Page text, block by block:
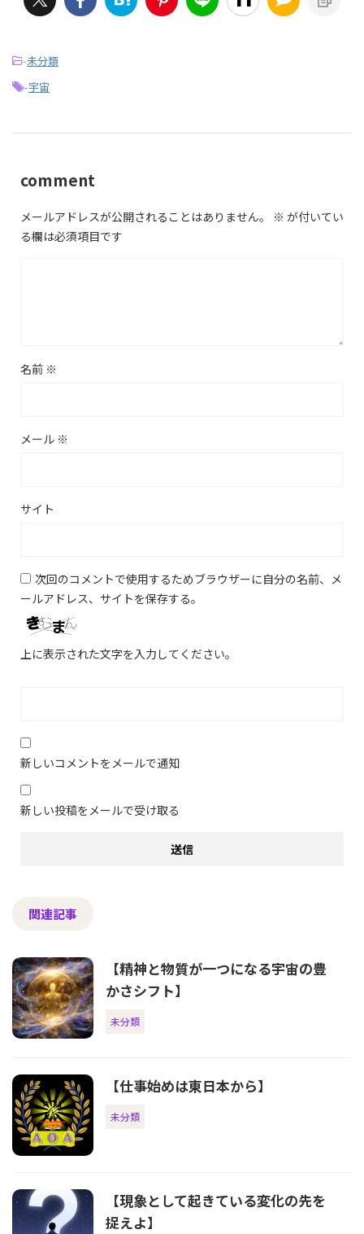
-未分類
-宇宙
comment
メールアドレスが公開されることはありません。 ※ が付いてい
る欄は必須項目です
名前 ※
メール ※
サイト
次回のコメントで使用するためブラウザーに自分の名前、メ
ールアドレス、サイトを保存する。
上に表示された文字を入力してください。
新しいコメントをメールで通知
新しい投稿をメールで受け取る
関連記事
【精神と物質が一つになる宇宙の豊
かさシフト】
未分類
【仕事始めは東日本から】
未分類
【現象として起きている変化の先を
捉えよ】